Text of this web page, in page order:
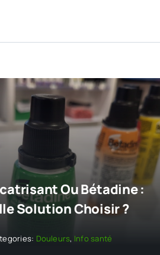
Ou Bétadine :
Solution Choisir ?
Douleurs, Info santé